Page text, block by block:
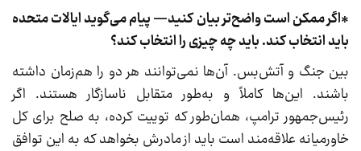
*اگر ممکن است واضح‌تر بیان کنید— پیام می‌گوید ایالات متحده
باید انتخاب کند. باید چه چیزی را انتخاب کند؟
بین جنگ و آتش‌بس. آن‌ها نمی‌توانند هر دو را هم‌زمان داشته
باشند. این‌ها کاملاً و به‌طور متقابل ناسازگار هستند. اگر
رئیس‌جمهور ترامپ، همان‌طور که توییت کرده، به صلح برای کل
خاورمیانه علاقه‌مند است باید از مادرش بخواهد که به این توافق